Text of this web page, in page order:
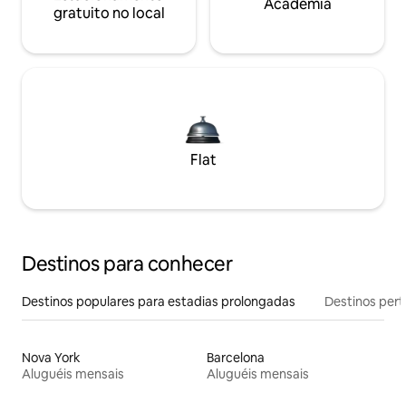
gratuito no local
Flat
Destinos para conhecer
Destinos populares para estadias prolongadas Destinos
Nova York
Aluguéis mensais
Barcelona
Aluguéis mensais